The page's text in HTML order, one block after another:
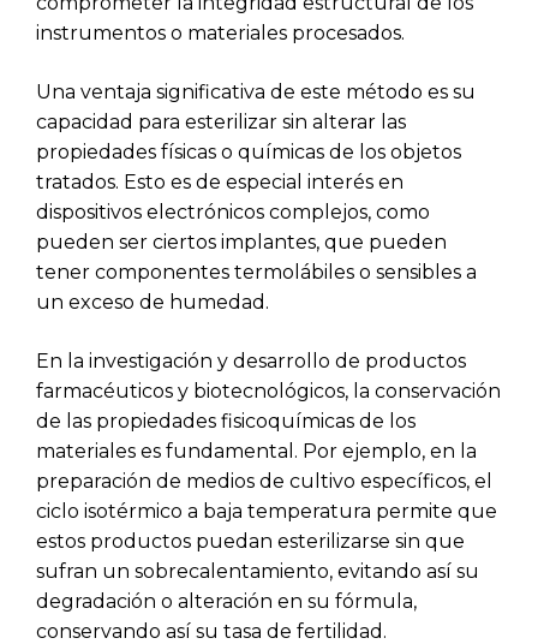
instrumentos o materiales procesados.
Una ventaja significativa de este método es su
capacidad para esterilizar sin alterar las
propiedades físicas o químicas de los objetos
tratados. Esto es de especial interés en
dispositivos electrónicos complejos, como
pueden ser ciertos implantes, que pueden
tener componentes termolábiles o sensibles a
un exceso de humedad.
En la investigación y desarrollo de productos
farmacéuticos y biotecnológicos, la conservación
de las propiedades fisicoquímicas de los
materiales es fundamental. Por ejemplo, en la
preparación de medios de cultivo específicos, el
ciclo isotérmico a baja temperatura permite que
estos productos puedan esterilizarse sin que
sufran un sobrecalentamiento, evitando así su
degradación o alteración en su fórmula,
conservando así su tasa de fertilidad.